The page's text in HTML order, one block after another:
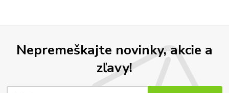
Nepremeškajte novinky, akcie a
zľavy!